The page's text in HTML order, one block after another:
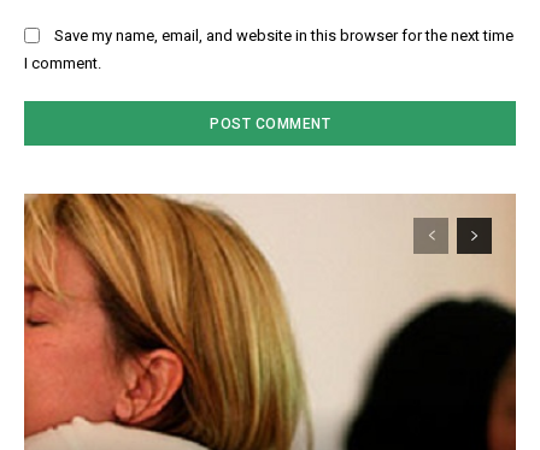
Save my name, email, and website in this browser for the next time
I comment.